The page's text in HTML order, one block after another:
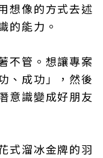
想像的方式去述
的能力。
不管。想讓專案
、成功」，然後
意識變成好朋友
式溜冰金牌的羽